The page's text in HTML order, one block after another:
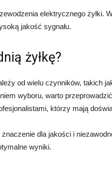
elektrycznego żyłki.
jakość sygnału.
żyłkę?
od wielu czynników, takich
wyboru, warto
którzy mają
dla jakości i
wyniki.